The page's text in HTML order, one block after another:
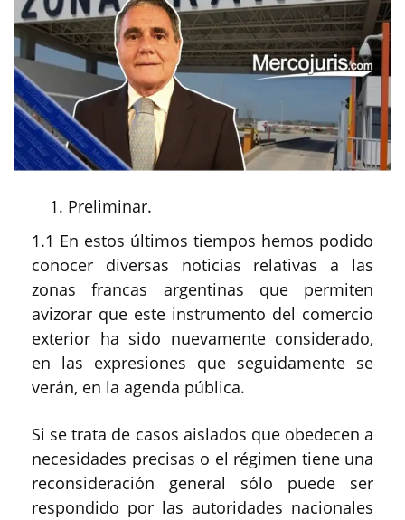
Preliminar.
1.1 En estos últimos tiempos hemos podido
conocer diversas noticias relativas a las
zonas francas argentinas que permiten
avizorar que este instrumento del comercio
exterior ha sido nuevamente considerado,
en las expresiones que seguidamente se
verán, en la agenda pública.
Si se trata de casos aislados que obedecen a
necesidades precisas o el régimen tiene una
reconsideración general sólo puede ser
respondido por las autoridades nacionales